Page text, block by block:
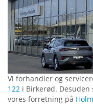
Vi forhandler og
122 i Birkerød. Desuden
vores forretning på